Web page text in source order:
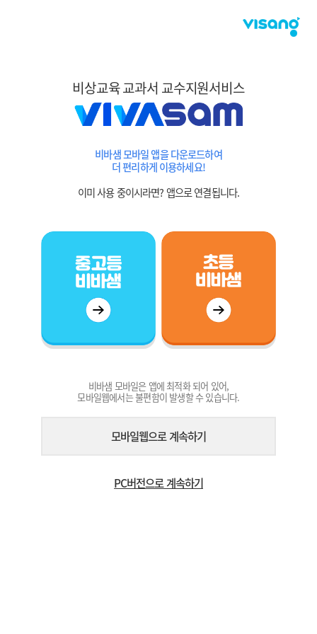
비상교육 교과서 교수지원서비스
비바샘 모바일 앱을 다운로드하여
더 편리하게 이용하세요!
이미 사용 중이시라면? 앱으로 연결됩니다.
비바샘 모바일은 앱에 최적화 되어 있어,
모바일웹에서는 불편함이 발생할 수 있습니다.
모바일웹으로 계속하기
PC버전으로 계속하기